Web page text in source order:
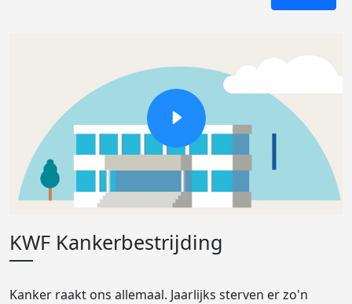
KWF Kankerbestrijding
Kanker raakt ons allemaal. Jaarlijks sterven er zo'n